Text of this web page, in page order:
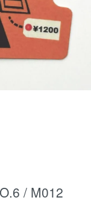
/ M012